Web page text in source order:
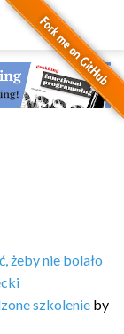
żeby nie bolało
szkolenie by